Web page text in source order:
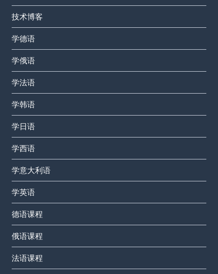
技术博客
学德语
学俄语
学法语
学韩语
学日语
学西语
学意大利语
学英语
德语课程
俄语课程
法语课程